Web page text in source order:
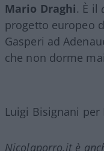
Mario Draghi. È il
progetto europeo
Gasperi ad
che non dorme
Luigi Bisignani per
Nicolaporro.it è